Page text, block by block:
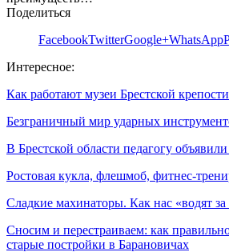
Поделиться
FacebookTwitterGoogle+WhatsApp
Интересное:
Как работают музеи Брестской
Безграничный мир ударных
В Брестской области педагогу
Ростовая кукла, флешмоб, фитнес-
Сладкие махинаторы. Как нас «водят
Сносим и перестраиваем: как
старые постройки в Барановичах